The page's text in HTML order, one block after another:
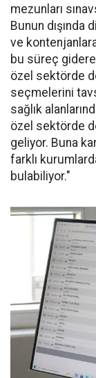
mezunları
Bunun dışında
ve
bu süreç
özel sektörde
seçmelerini
sağlık
özel sektörde
geliyor. Buna
farklı
bulabiliyor."